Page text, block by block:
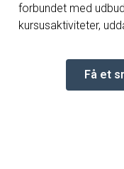
forbundet med
kursusaktiviteter,
Få et